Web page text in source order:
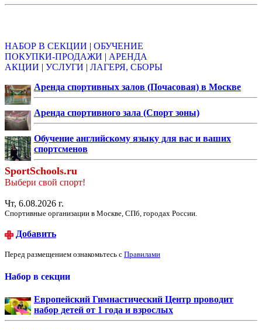
НАБОР В СЕКЦИИ | ОБУЧЕНИЕ
ПОКУПКИ-ПРОДАЖИ | АРЕНДА
АКЦИИ | УСЛУГИ | ЛАГЕРЯ, СБОРЫ
Аренда спортивных залов (Почасовая) в Москве
Аренда спортивного зала (Спорт зоны)
Обучение английскому языку для вас и ваших
спортсменов
SportSchools.ru
Выбери свой спорт!
Чт, 6.08.2026 г.
Спортивные организации в Москве, СПб, городах России.
Добавить
Перед размещением ознакомьтесь с Правилами
Набор в секции
Европейский Гимнастический Центр проводит
набор детей от 1 года и взрослых